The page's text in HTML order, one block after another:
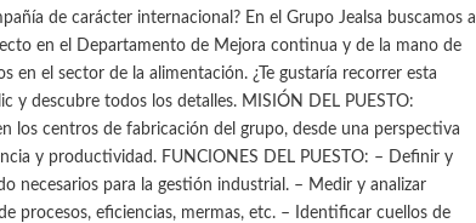
de carácter internacional? En el Grupo Jealsa buscamos a
en el Departamento de Mejora continua y de la mano de
en el sector de la alimentación. ¿Te gustaría recorrer esta
y descubre todos los detalles. MISIÓN DEL PUESTO:
los centros de fabricación del grupo, desde una perspectiva
y productividad. FUNCIONES DEL PUESTO: – Definir y
necesarios para la gestión industrial. – Medir y analizar
procesos, eficiencias, mermas, etc. – Identificar cuellos de